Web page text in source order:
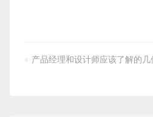
« 产品经理和设计师应该了解的几